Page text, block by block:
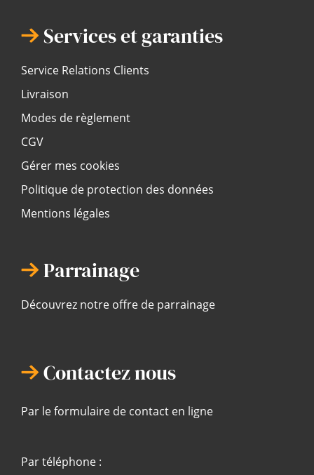
Services et garanties
Service Relations Clients
Livraison
Modes de règlement
CGV
Gérer mes cookies
Politique de protection des données
Mentions légales
Parrainage
Découvrez notre offre de parrainage
Contactez nous
Par le formulaire de contact en ligne
Par téléphone :